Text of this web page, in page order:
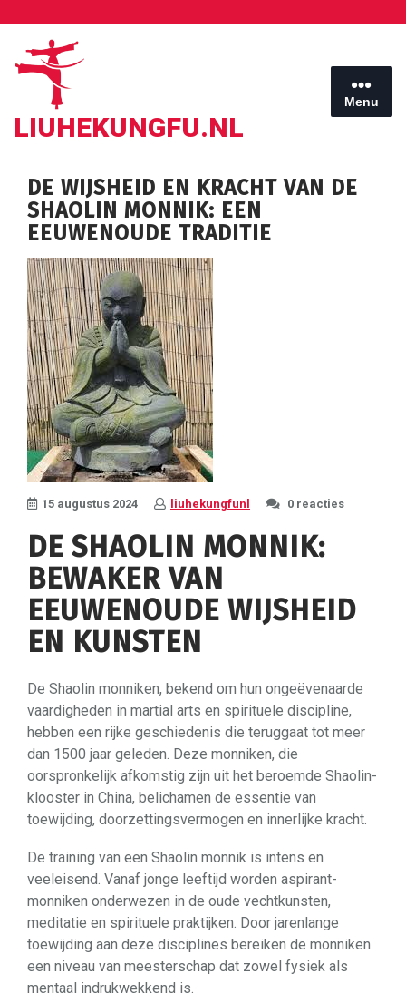
inhoud
LIUHEKUNGFU.NL
Menu
DE WIJSHEID EN KRACHT VAN DE
SHAOLIN MONNIK: EEN
EEUWENOUDE TRADITIE
15 augustus 2024 liuhekungfunl 0 reacties
DE SHAOLIN MONNIK:
BEWAKER VAN
EEUWENOUDE WIJSHEID
EN KUNSTEN
De Shaolin monniken, bekend om hun ongeëvenaarde
vaardigheden in martial arts en spirituele discipline,
hebben een rijke geschiedenis die teruggaat tot meer
dan 1500 jaar geleden. Deze monniken, die
oorspronkelijk afkomstig zijn uit het beroemde Shaolin-
klooster in China, belichamen de essentie van
toewijding, doorzettingsvermogen en innerlijke kracht.
De training van een Shaolin monnik is intens en
veeleisend. Vanaf jonge leeftijd worden aspirant-
monniken onderwezen in de oude vechtkunsten,
meditatie en spirituele praktijken. Door jarenlange
toewijding aan deze disciplines bereiken de monniken
een niveau van meesterschap dat zowel fysiek als
mentaal indrukwekkend is.